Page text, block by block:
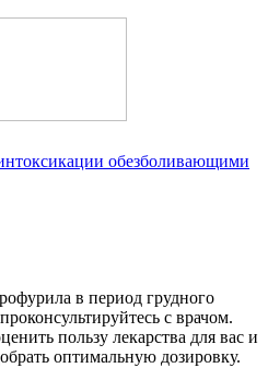
обезболивающими
в период грудного
с врачом.
пользу лекарства для вас и
оптимальную дозировку.